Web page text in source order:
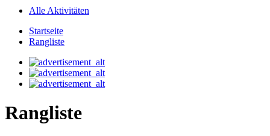
Alle Aktivitäten
Startseite
Rangliste
Rangliste